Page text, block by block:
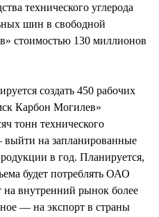
технического углерода
шин в свободной
стоимостью 130 миллионов
создать 450 рабочих
Карбон Могилев»
тонн технического
выйти на запланированные
в год. Планируется,
будет потреблять ОАО
внутренний рынок более
— на экспорт в страны